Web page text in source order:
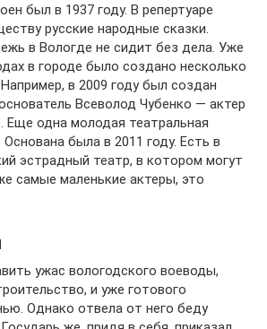
был в 1937 году. В репертуаре
русские народные сказки.
в Вологде не сидит без дела. Уже
в городе было создано несколько
в 2009 году был создан
Всеволод Чубенко — актер
Еще одна молодая театральная
была в 2011 году. Есть в
эстрадный театр, в котором могут
самые маленькие актеры, это
ужас вологодского воеводы,
и уже готового
Однако отвела от него беду